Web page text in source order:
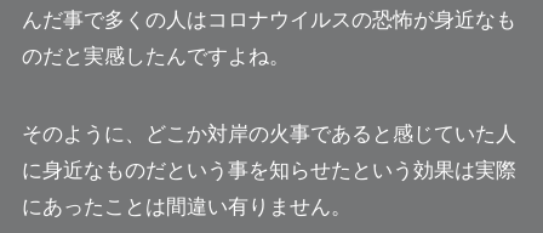
んだ事で多くの人はコロナウイルスの恐怖が身近なも
のだと実感したんですよね。
そのように、どこか対岸の火事であると感じていた人
に身近なものだという事を知らせたという効果は実際
にあったことは間違い有りません。